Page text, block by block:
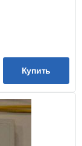
Купить